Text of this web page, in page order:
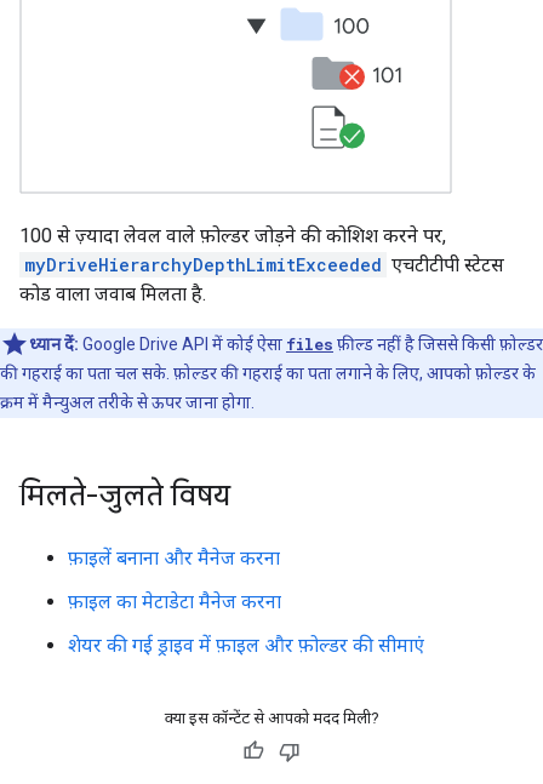
100 से ज़्यादा लेवल वाले फ़ोल्डर जोड़ने की कोशिश करने पर,
myDriveHierarchyDepthLimitExceeded एचटीटीपी स्टेटस
कोड वाला जवाब मिलता है.
ध्यान दें: Google Drive API में कोई ऐसा files फ़ील्ड नहीं है जिससे किसी फ़ोल्डर
की गहराई का पता चल सके. फ़ोल्डर की गहराई का पता लगाने के लिए, आपको फ़ोल्डर के
क्रम में मैन्युअल तरीके से ऊपर जाना होगा.
मिलते-जुलते विषय
फ़ाइलें बनाना और मैनेज करना
फ़ाइल का मेटाडेटा मैनेज करना
शेयर की गई ड्राइव में फ़ाइल और फ़ोल्डर की सीमाएं
क्या इस कॉन्टेंट से आपको मदद मिली?